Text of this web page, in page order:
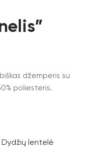
džemperis su
poliesteris.
Dydžių lentelė